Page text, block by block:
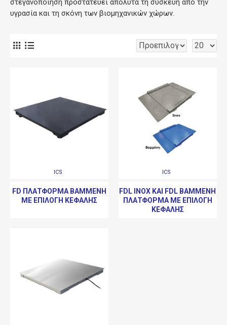
στεγανοποίηση προστατεύει απόλυτα τη συσκευή από την
υγρασία και τη σκόνη των βιομηχανικών χώρων.
ICS
FD ΠΛΑΤΦΌΡΜΑ ΒΑΜΜΈΝΗ
ΜΕ ΕΠΙΛΟΓΉ ΚΕΦΑΛΉΣ
ICS
FDL INOX ΚΑΙ FDL ΒΑΜΜΈΝΗ
ΠΛΑΤΦΌΡΜΑ ΜΕ ΕΠΙΛΟΓΉ
ΚΕΦΑΛΉΣ